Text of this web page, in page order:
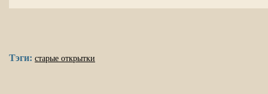
Тэги: старые открытки